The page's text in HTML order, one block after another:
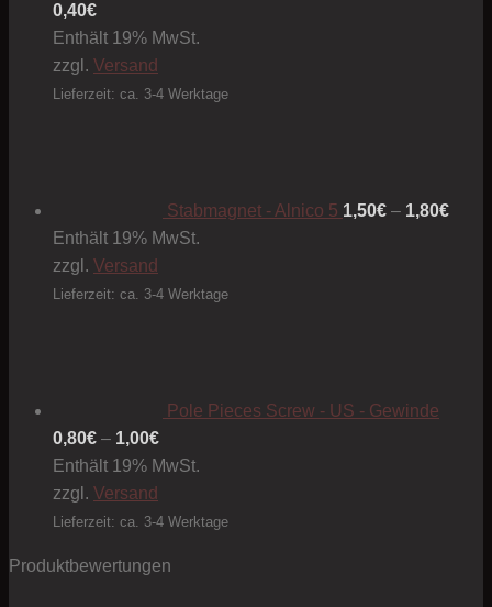
0,40€
Enthält 19% MwSt.
zzgl. Versand
Lieferzeit: ca. 3-4 Werktage
Stabmagnet - Alnico 5 1,50€ – 1,80€1,80€
Enthält 19% MwSt.
zzgl. Versand
Lieferzeit: ca. 3-4 Werktage
Pole Pieces Screw - US - Gewinde
0,80€ – 1,00€Preisspanne:
0,80€
1,00€
Enthält 19% MwSt.
zzgl. Versand
Lieferzeit: ca. 3-4 Werktage
Produktbewertungen